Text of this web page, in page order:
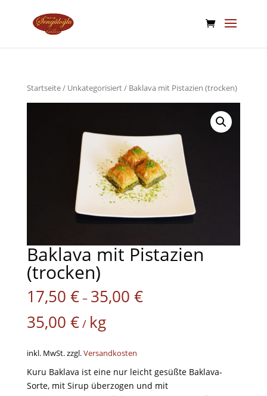
Startseite/ Unkategorisiert/ Baklava mit Pistazien (trocken)
Baklava mit Pistazien
(trocken)
17,50 €– 35,00 €
35,00 €/ kg
inkl. MwSt.zzgl.Versandkosten
Kuru Baklava ist eine nur leicht gesüßte Baklava-
Sorte, mit Sirup überzogen und mit